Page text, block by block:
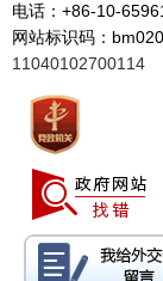
电话：+86-10-
网站标识码：
11040102700114